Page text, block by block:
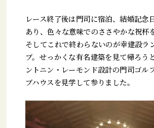
レース終了後は門司に宿泊、結婚記念
あり、色々な意味でのささやかな祝杯
そしてこれで終わらないのが幸建設ラ
ブ。せっかくな有名建築を見て帰ろう
ントニン・レーモンド設計の門司ゴル
ブハウスを見学して参りました。